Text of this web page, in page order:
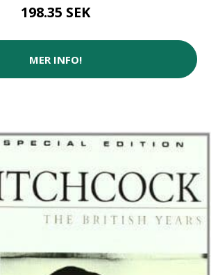
198.35 SEK
MER INFO!